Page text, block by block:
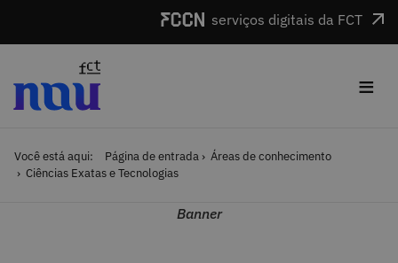
serviços digitais da FCT
≡
Você está aqui: Página de entrada
Áreas de conhecimento
Ciências Exatas e Tecnologias
Banner